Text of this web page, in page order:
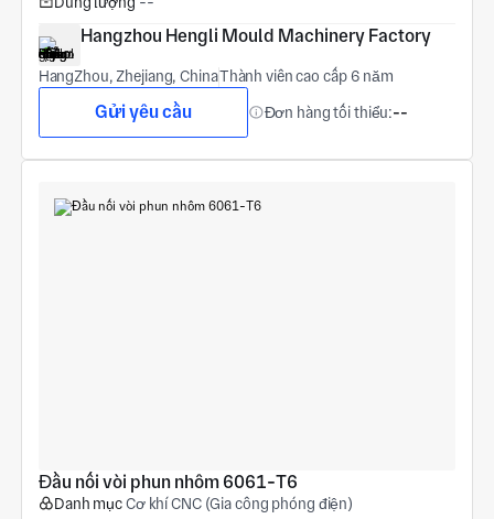
Hangzhou Hengli Mould Machinery Factory
HangZhou, Zhejiang, ChinaThành viên cao cấp 6 năm
Gửi yêu cầu Đơn hàng tối thiểu:--
Đầu nối vòi phun nhôm 6061-T6
Danh mụcCơ khí CNC (Gia công phóng điện)